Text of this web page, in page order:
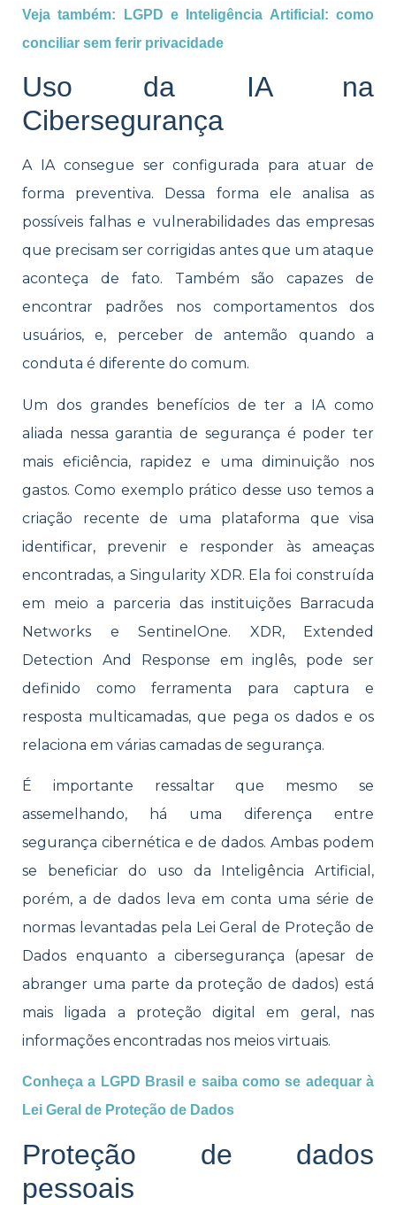
Veja também: LGPD e Inteligência Artificial: como
conciliar sem ferir privacidade
Uso da IA na
Cibersegurança
A IA consegue ser configurada para atuar de
forma preventiva. Dessa forma ele analisa as
possíveis falhas e vulnerabilidades das empresas
que precisam ser corrigidas antes que um ataque
aconteça de fato. Também são capazes de
encontrar padrões nos comportamentos dos
usuários, e, perceber de antemão quando a
conduta é diferente do comum.
Um dos grandes benefícios de ter a IA como
aliada nessa garantia de segurança é poder ter
mais eficiência, rapidez e uma diminuição nos
gastos. Como exemplo prático desse uso temos a
criação recente de uma plataforma que visa
identificar, prevenir e responder às ameaças
encontradas, a Singularity XDR. Ela foi construída
em meio a parceria das instituições Barracuda
Networks e SentinelOne. XDR, Extended
Detection And Response em inglês, pode ser
definido como ferramenta para captura e
resposta multicamadas, que pega os dados e os
relaciona em várias camadas de segurança.
É importante ressaltar que mesmo se
assemelhando, há uma diferença entre
segurança cibernética e de dados. Ambas podem
se beneficiar do uso da Inteligência Artificial,
porém, a de dados leva em conta uma série de
normas levantadas pela Lei Geral de Proteção de
Dados enquanto a cibersegurança (apesar de
abranger uma parte da proteção de dados) está
mais ligada a proteção digital em geral, nas
informações encontradas nos meios virtuais.
Conheça a LGPD Brasil e saiba como se adequar à
Lei Geral de Proteção de Dados
Proteção de dados
pessoais